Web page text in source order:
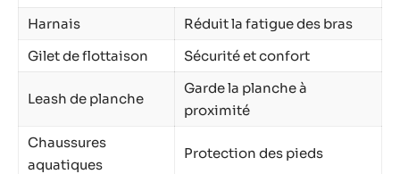
Harnais
Réduit la fatigue des bras
Gilet de flottaison
Sécurité et confort
Leash de planche
Garde la planche à
proximité
Chaussures
aquatiques
Protection des pieds